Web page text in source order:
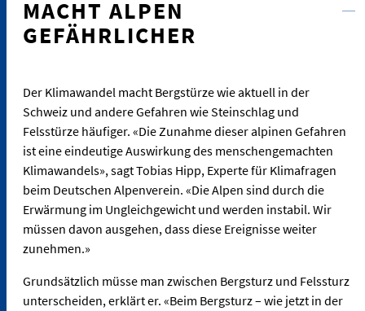
MACHT ALPEN
GEFÄHRLICHER
Der Klimawandel macht Bergstürze wie aktuell in der
Schweiz und andere Gefahren wie Steinschlag und
Felsstürze häufiger. «Die Zunahme dieser alpinen Gefahren
ist eine eindeutige Auswirkung des menschengemachten
Klimawandels», sagt Tobias Hipp, Experte für Klimafragen
beim Deutschen Alpenverein. «Die Alpen sind durch die
Erwärmung im Ungleichgewicht und werden instabil. Wir
müssen davon ausgehen, dass diese Ereignisse weiter
zunehmen.»
Grundsätzlich müsse man zwischen Bergsturz und Felssturz
unterscheiden, erklärt er. «Beim Bergsturz – wie jetzt in der